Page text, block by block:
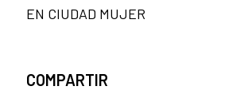
EN CIUDAD MUJER
COMPARTIR